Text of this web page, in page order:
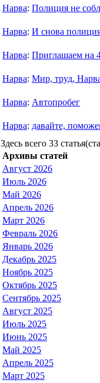
Нарва: Полиция не
Нарва: И снова
Нарва: Приглашаем на
Нарва: Мир, труд,
Нарва: Автопробег
Нарва: давайте,
Здесь всего 33
Архивы статей
Август 2026
Июль 2026
Май 2026
Апрель 2026
Март 2026
Февраль 2026
Январь 2026
Декабрь 2025
Ноябрь 2025
Октябрь 2025
Сентябрь 2025
Август 2025
Июль 2025
Июнь 2025
Май 2025
Апрель 2025
Март 2025